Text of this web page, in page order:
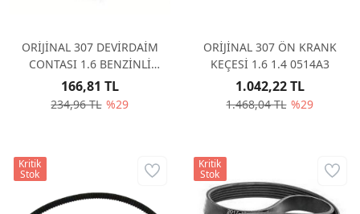
ORİJİNAL 307 DEVİRDAİM
CONTASI 1.6 BENZİNLİ
1206A0
234,96 TL %29
166,81 TL
ORİJİNAL 307 ÖN KRANK
KEÇESİ 1.6 1.4 0514A3
1.468,04 TL %29
1.042,22 TL
Kritik
Stok
Kritik
Stok